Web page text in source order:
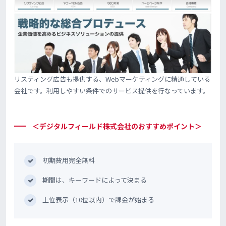
リスティング広告も提供する、Webマーケティングに精通している
会社です。利用しやすい条件でのサービス提供を行なっています。
＜デジタルフィールド株式会社のおすすめポイント＞
初期費用完全無料
期間は、キーワードによって決まる
上位表示（10位以内）で課金が始まる